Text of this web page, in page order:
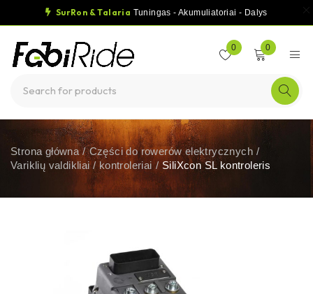
SurRon & Talaria Tuningas - Akumuliatoriai - Dalys
0 0
Strona główna / Części do rowerów elektrycznych /
Variklių valdikliai / kontroleriai / SiliXcon SL kontroleris